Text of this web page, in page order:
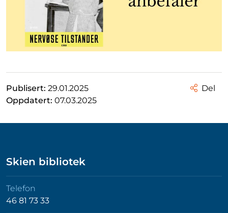
Publisert: 29.01.2025
Oppdatert: 07.03.2025
Del
Skien bibliotek
Telefon
46 81 73 33